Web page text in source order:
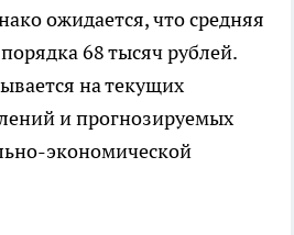
ожидается, что средняя
68 тысяч рублей.
на текущих
и прогнозируемых
экономической